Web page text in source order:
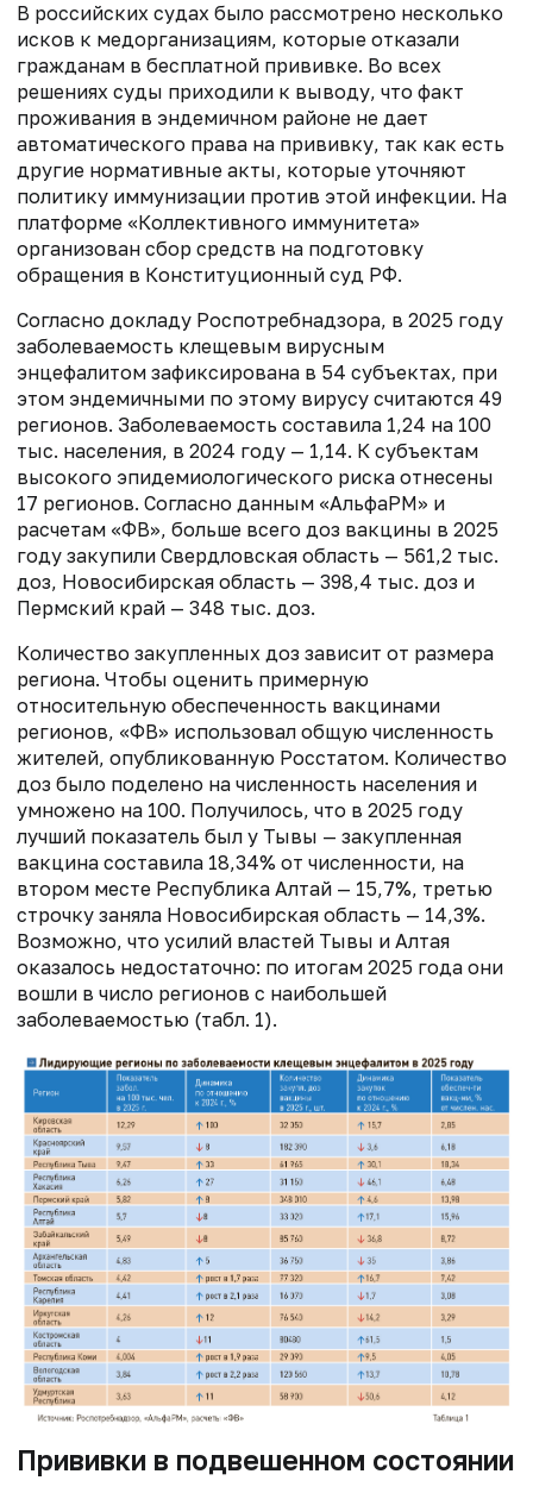
В российских судах было рассмотрено несколько
исков к медорганизациям, которые отказали
гражданам в бесплатной прививке. Во всех
решениях суды приходили к выводу, что факт
проживания в эндемичном районе не дает
автоматического права на прививку, так как есть
другие нормативные акты, которые уточняют
политику иммунизации против этой инфекции. На
платформе «Коллективного иммунитета»
организован сбор средств на подготовку
обращения в Конституционный суд РФ.
Согласно докладу Роспотребнадзора, в 2025 году
заболеваемость клещевым вирусным
энцефалитом зафиксирована в 54 субъектах, при
этом эндемичными по этому вирусу считаются 49
регионов. Заболеваемость составила 1,24 на 100
тыс. населения, в 2024 году — 1,14. К субъектам
высокого эпидемиологического риска отнесены
17 регионов. Согласно данным «АльфаРМ» и
расчетам «ФВ», больше всего доз вакцины в 2025
году закупили Свердловская область — 561,2 тыс.
доз, Новосибирская область — 398,4 тыс. доз и
Пермский край — 348 тыс. доз.
Количество закупленных доз зависит от размера
региона. Чтобы оценить примерную
относительную обеспеченность вакцинами
регионов, «ФВ» использовал общую численность
жителей, опубликованную Росстатом. Количество
доз было поделено на численность населения и
умножено на 100. Получилось, что в 2025 году
лучший показатель был у Тывы — закупленная
вакцина составила 18,34% от численности, на
втором месте Республика Алтай — 15,7%, третью
строчку заняла Новосибирская область — 14,3%.
Возможно, что усилий властей Тывы и Алтая
оказалось недостаточно: по итогам 2025 года они
вошли в число регионов с наибольшей
заболеваемостью (табл. 1).
Прививки в подвешенном состоянии